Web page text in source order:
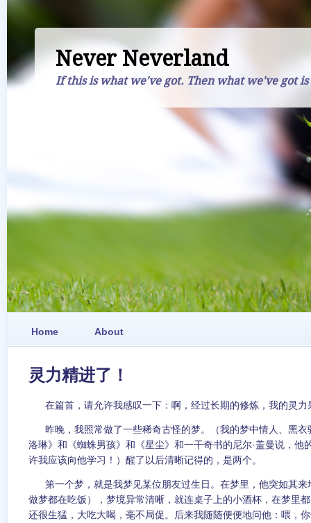
Never Neverland
If this is what we've got. Then what we've got is
Home About
灵力精进了！
在篇首，请允许我感叹一下：啊，经过长期的修炼，我的灵力
昨晚，我照常做了一些稀奇古怪的梦。（我的梦中情人、黑衣
洛琳》和《蜘蛛男孩》和《星尘》和一干奇书的尼尔·盖曼说，他
许我应该向他学习！）醒了以后清晰记得的，是两个。
第一个梦，就是我梦见某位朋友过生日。在梦里，他突如其来
做梦都在吃饭），梦境异常清晰，就连桌子上的小酒杯，在梦里
还很生猛，大吃大喝，毫不局促。后来我随随便便地问他：喂，